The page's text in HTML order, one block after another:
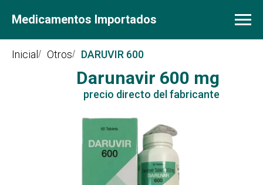
Medicamentos Importados
Inicial / Otros/ DARUVIR 600
Darunavir 600 mg
precio
precio directo del fabricante